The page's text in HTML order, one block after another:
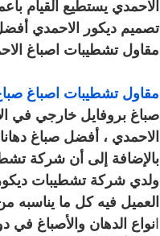
الاحمدي يستطيع القيام
تصميم ديكور الاحمدي
مقاول تشطيبات اصباغ
مقاول تشطيبات اصباغ صباغ الاحمدي /
صباغ بروفايل خارجي في
الاحمدي ، أفضل صباغ
بالإضافة إلى أن شركة
ولدي شركة تشطيبات
العميل فيه كل ما يناسبه
انواع الدهان والأصباغ في